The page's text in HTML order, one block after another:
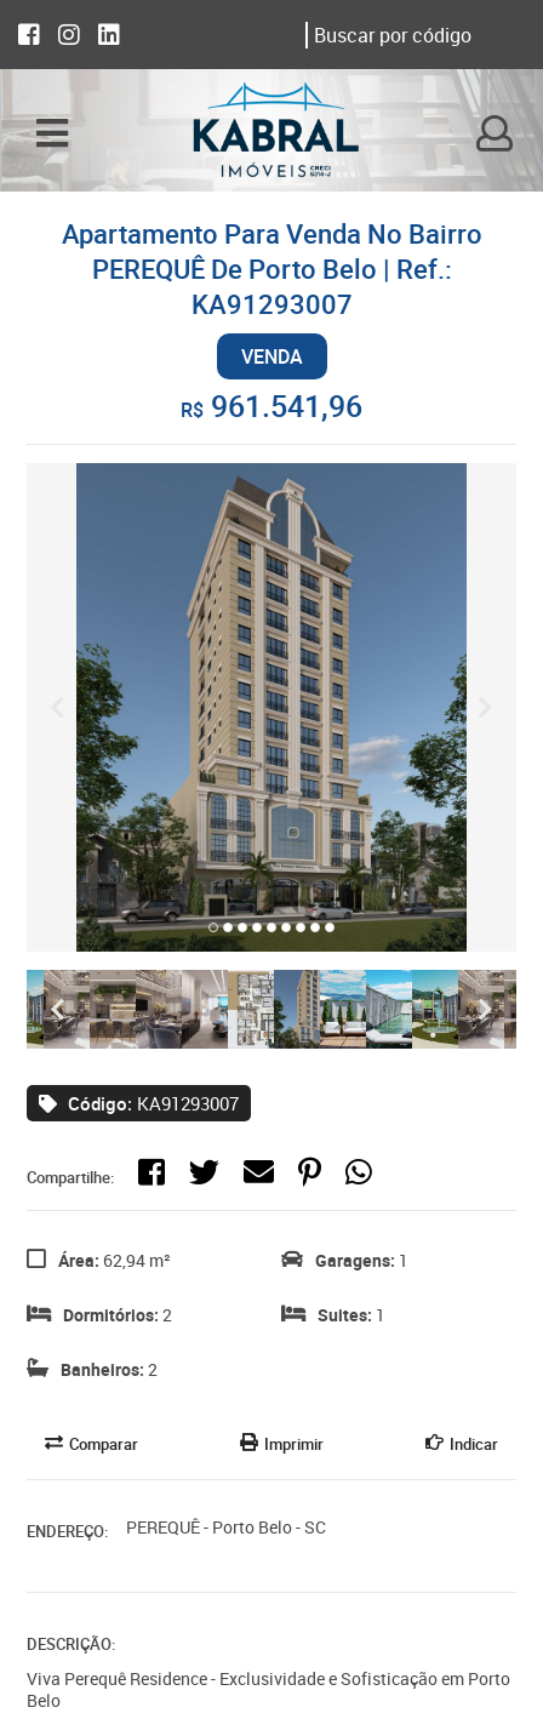
Apartamento Para Venda No Bairro
PEREQUÊ De Porto Belo | Ref.:
KA91293007
VENDA
R$ 961.541,96
Código: KA91293007
Compartilhe:
Área: 62,94 m²
Dormitórios: 2
Banheiros: 2
Garagens: 1
Suites: 1
Comparar Imprimir Indicar
ENDEREÇO: PEREQUÊ - Porto Belo - SC
DESCRIÇÃO:
Viva Perequê Residence - Exclusividade e Sofisticação em Porto
Belo